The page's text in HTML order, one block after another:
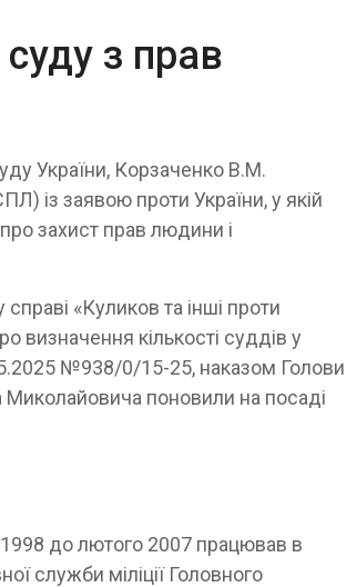
з прав
України, Корзаченко В.М.
із заявою проти України, у якій
захист прав людини і
«Куликов та інші проти
визначення кількості суддів у
№938/0/15-25, наказом Голови
поновили на посаді
до лютого 2007 працював в
служби міліції Головного